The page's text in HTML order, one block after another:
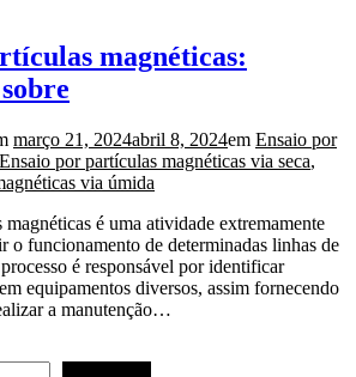
magnéticas:
março 21, 2024abril 8, 2024em Ensaio por
Ensaio por partículas magnéticas via seca,
via úmida
é uma atividade extremamente
o funcionamento de determinadas linhas de
é responsável por identificar
equipamentos diversos, assim fornecendo
a manutenção…